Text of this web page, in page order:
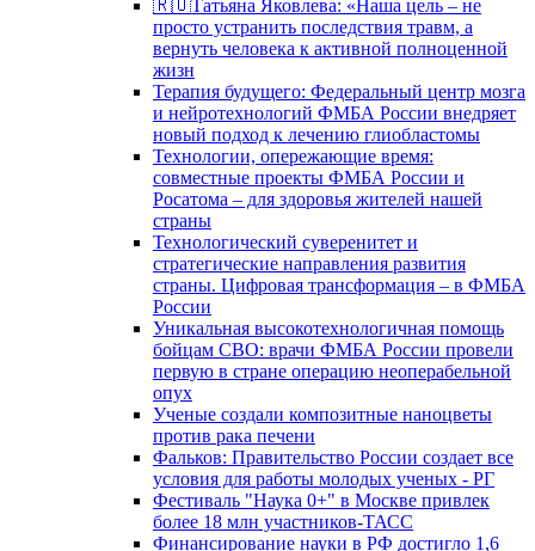
🇷🇺Татьяна Яковлева: «Наша цель – не
просто устранить последствия травм, а
вернуть человека к активной полноценной
жизн
Терапия будущего: Федеральный центр мозга
и нейротехнологий ФМБА России внедряет
новый подход к лечению глиобластомы
Технологии, опережающие время:
совместные проекты ФМБА России и
Росатома – для здоровья жителей нашей
страны
Технологический суверенитет и
стратегические направления развития
страны. Цифровая трансформация – в ФМБА
России
Уникальная высокотехнологичная помощь
бойцам СВО: врачи ФМБА России провели
первую в стране операцию неоперабельной
опух
Ученые создали композитные наноцветы
против рака печени
Фальков: Правительство России создает все
условия для работы молодых ученых - РГ
Фестиваль "Наука 0+" в Москве привлек
более 18 млн участников-ТАСС
Финансирование науки в РФ достигло 1,6